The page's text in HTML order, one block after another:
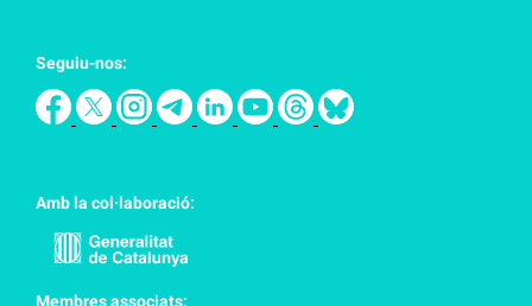
Seguiu-nos:
Amb la col·laboració:
Membres associats: